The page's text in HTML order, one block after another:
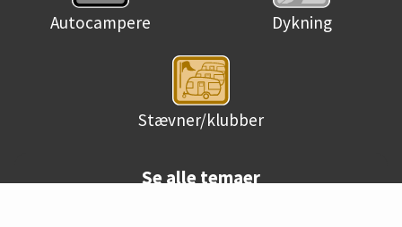
Autocampere Dykning
Stævner/klubber
Se alle temaer